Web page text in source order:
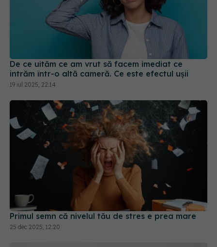
De ce uităm ce am vrut să facem imediat ce
intrăm într-o altă cameră. Ce este efectul ușii
19 iul 2025, 22:14
Primul semn că nivelul tău de stres e prea mare
25 dec 2025, 12:20